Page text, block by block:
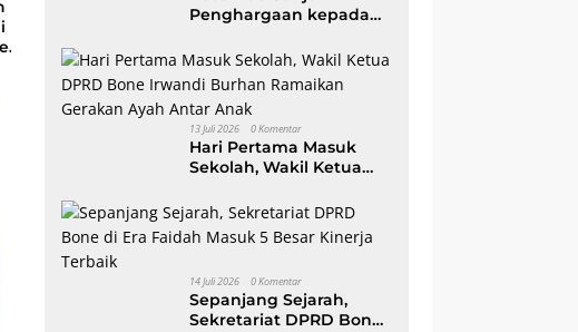
I Bone Resmi Dimulai,
anak Berani Bermimpi Jadi
Menteri dan Pemimpin
Bangsa
Apresiasi Kepedulian TNI
Penghargaan kepada
Polda Sulsel atas Misi
Evakuasi Pesawat ATR
42-500
13 Juli 2026 0 Komentar
Hari Pertama Masuk
Sekolah, Wakil Ketua
Burhan Ramaikan
Gerakan Ayah Antar
Anak
14 Juli 2026 0 Komentar
Sepanjang Sejarah,
Sekretariat DPRD Bone